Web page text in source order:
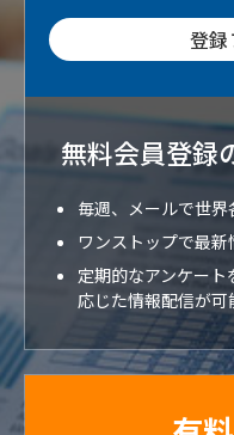
登
無料会員登録
毎週、メールで世
ワンストップで最
定期的なアンケー
応じた情報配信が可